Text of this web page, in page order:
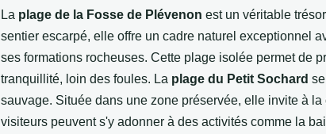
La plage de la Fosse de Plévenon est un véritable
sentier escarpé, elle offre un cadre naturel exceptionnel
ses formations rocheuses. Cette plage isolée permet de
tranquillité, loin des foules. La plage du Petit Sochard
sauvage. Située dans une zone préservée, elle invite à
visiteurs peuvent s'y adonner à des activités comme la